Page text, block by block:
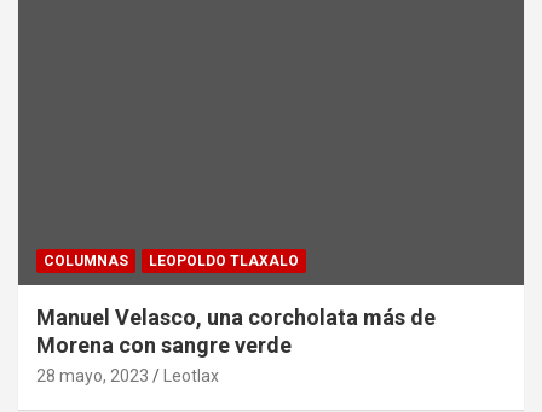
COLUMNAS LEOPOLDO TLAXALO
Manuel Velasco, una corcholata más de
Morena con sangre verde
28 mayo, 2023 Leotlax